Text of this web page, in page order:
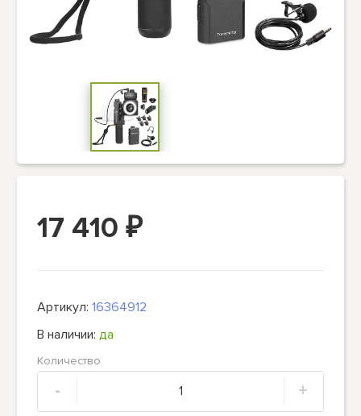
17 410₽
Артикул:16364912
В наличии:да
Количество
- +